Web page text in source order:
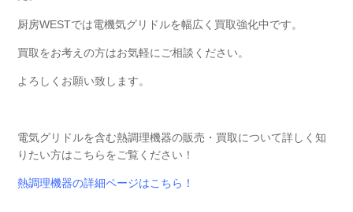
厨房WESTでは電機気グリドルを幅広く買取強化中です。
買取をお考えの方はお気軽にご相談ください。
よろしくお願い致します。
電気グリドルを含む熱調理機器の販売・買取について詳しく知
りたい方はこちらをご覧ください！
熱調理機器の詳細ページはこちら！